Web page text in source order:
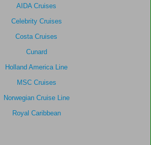
AIDA Cruises
Celebrity Cruises
Costa Cruises
Cunard
Holland America Line
MSC Cruises
Norwegian Cruise Line
Royal Caribbean